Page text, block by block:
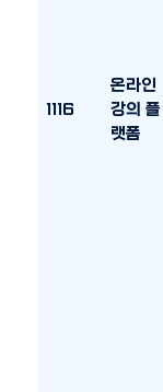
1116
온라인
강의 플
랫폼